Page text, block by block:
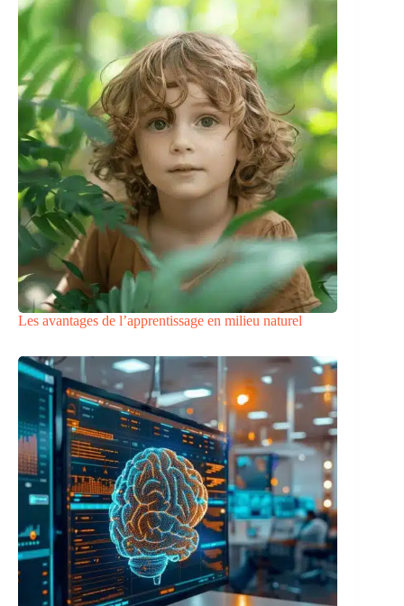
Les avantages de l’apprentissage en milieu naturel